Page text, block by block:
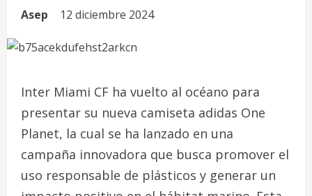
Asep 12 diciembre 2024
Inter Miami CF ha vuelto al océano para
presentar su nueva camiseta adidas One
Planet, la cual se ha lanzado en una
campaña innovadora que busca promover el
uso responsable de plásticos y generar un